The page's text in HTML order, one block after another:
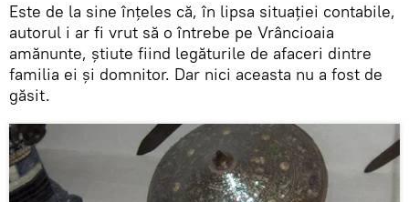
Este de la sine înţeles că, în lipsa situaţiei contabile,
autorul i ar fi vrut să o întrebe pe Vrâncioaia
amănunte, ştiute fiind legăturile de afaceri dintre
familia ei şi domnitor. Dar nici aceasta nu a fost de
găsit.